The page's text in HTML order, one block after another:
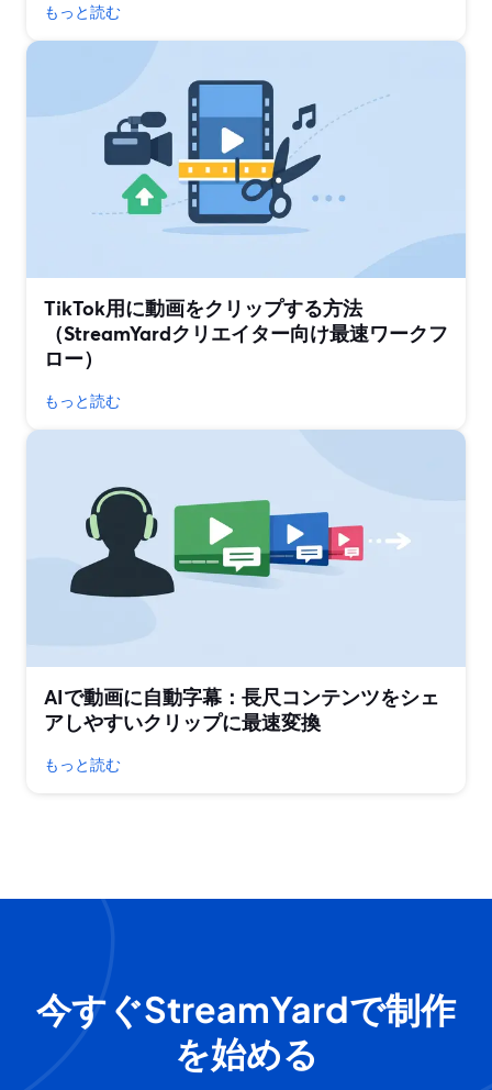
もっと読む
TikTok用に動画をクリップする方法
（StreamYardクリエイター向け最速ワークフ
ロー）
もっと読む
AIで動画に自動字幕：長尺コンテンツをシェ
アしやすいクリップに最速変換
もっと読む
今すぐStreamYardで制作
を始める